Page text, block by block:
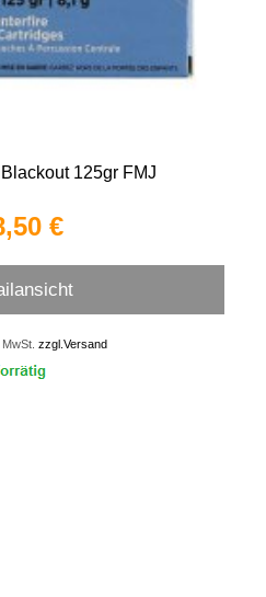
125gr FMJ
€
MwSt.zzgl.Versand